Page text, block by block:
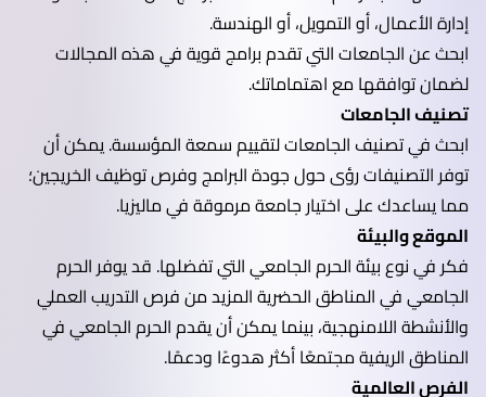
إدارة الأعمال، أو التمويل، أو الهندسة.
ابحث عن الجامعات التي تقدم برامج قوية في هذه المجالات
لضمان توافقها مع اهتماماتك.
تصنيف الجامعات
ابحث في تصنيف الجامعات لتقييم سمعة المؤسسة. يمكن أن
توفر التصنيفات رؤى حول جودة البرامج وفرص توظيف الخريجين؛
مما يساعدك على اختيار جامعة مرموقة في ماليزيا.
الموقع والبيئة
فكر في نوع بيئة الحرم الجامعي التي تفضلها. قد يوفر الحرم
الجامعي في المناطق الحضرية المزيد من فرص التدريب العملي
والأنشطة اللامنهجية، بينما يمكن أن يقدم الحرم الجامعي في
المناطق الريفية مجتمعًا أكثر هدوءًا ودعمًا.
الفرص العالمية